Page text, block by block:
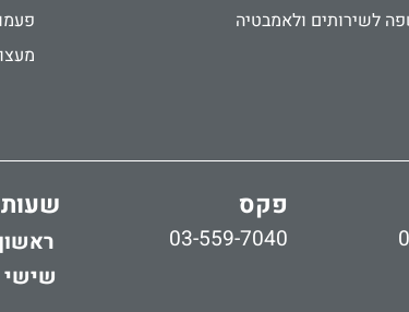
לשירותים ולאמבטיה
פקס
03-559-7040
שישי